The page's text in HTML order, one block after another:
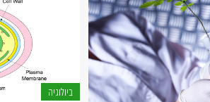
ביולוגיה